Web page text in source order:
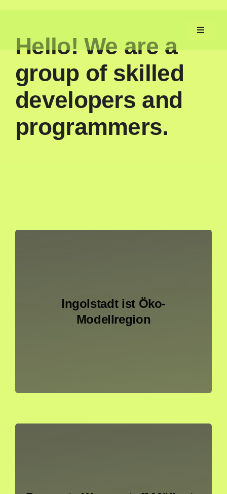
springen
Toggle
Aufgaben
Fortschritt
Machen
Sommer in der Stadt
Hello! We are a
group of skilled
developers and
programmers.
Ingolstadt ist Öko-
Modellregion